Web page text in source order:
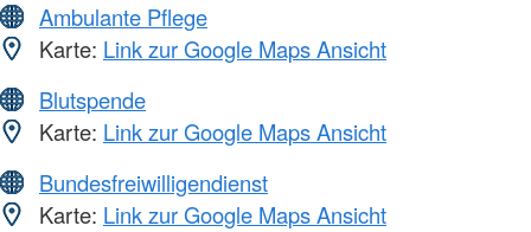
Ambulante Pflege
Karte: Link zur Google Maps Ansicht
Blutspende
Karte: Link zur Google Maps Ansicht
Bundesfreiwilligendienst
Karte: Link zur Google Maps Ansicht